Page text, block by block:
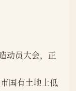
动员大会，正
国有土地上低